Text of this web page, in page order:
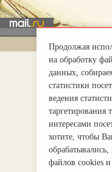
Продолжая
на обработку
данных,
статистики
ведения
таргетирования
интересами
хотите, чтобы
файлов cookies и